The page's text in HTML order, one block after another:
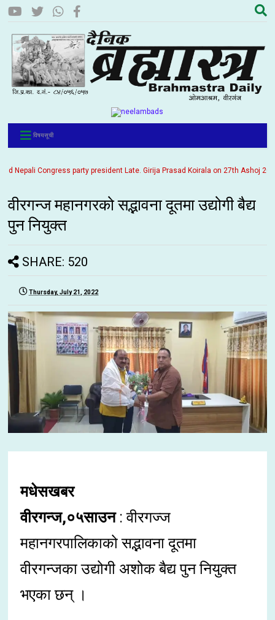
विषयसूची
Congress party president Late. Girija Prasad Koirala on 27th Ashoj
वीरगन्ज महानगरको सद्भावना दूतमा उद्योगी बैद्य
पुन नियुक्त
SHARE: 520
Thursday, July 21, 2022
मधेसखबर
वीरगन्ज,०५साउन: वीरगज्ज
महानगरपालिकाको सद्भावना दूतमा
वीरगन्जका उद्योगी अशोक बैद्य पुन नियुक्त
भएका छन् ।